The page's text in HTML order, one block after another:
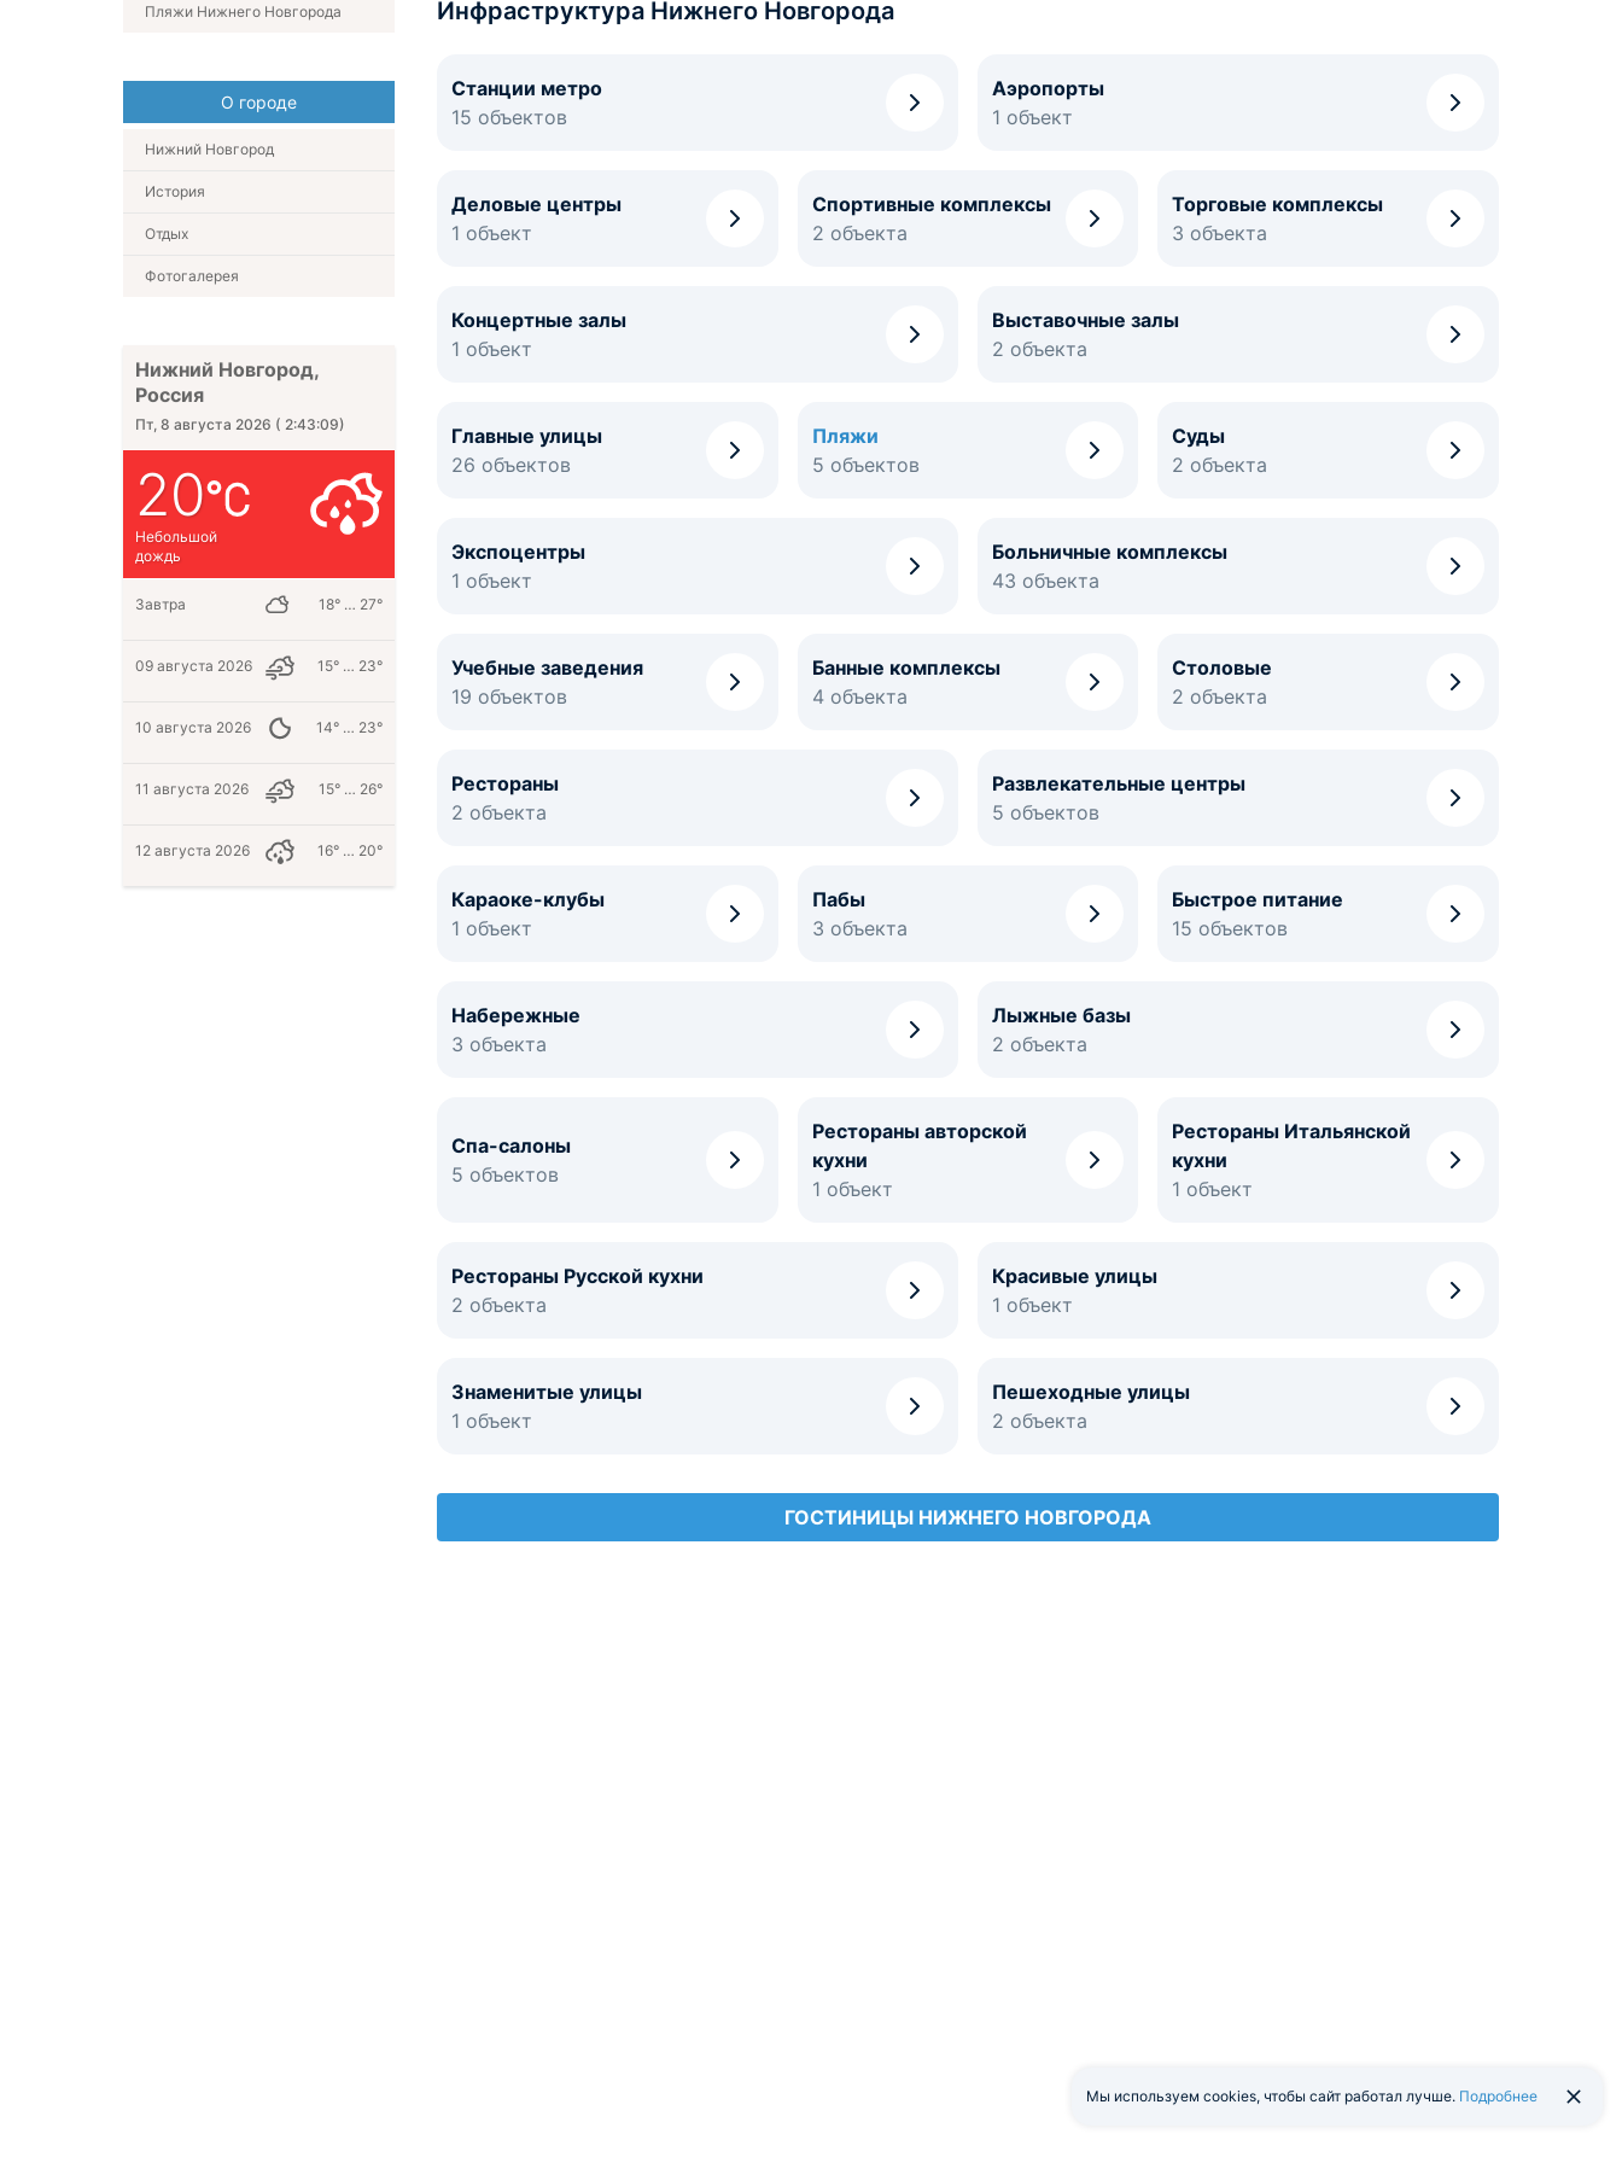
Инфраструктура Нижнего Новгорода
Станции метро
15 объектов
Аэропорты
1 объект
Деловые центры
1 объект
Спортивные комплексы
2 объекта
Торговые комплексы
3 объекта
Концертные залы
1 объект
Выставочные залы
2 объекта
Главные улицы
26 объектов
Пляжи
5 объектов
Суды
2 объекта
Экспоцентры
1 объект
Больничные комплексы
43 объекта
Учебные заведения
19 объектов
Банные комплексы
4 объекта
Столовые
2 объекта
Рестораны
2 объекта
Развлекательные центры
5 объектов
Караоке-клубы
1 объект
Пабы
3 объекта
Быстрое питание
15 объектов
Набережные
3 объекта
Лыжные базы
2 объекта
Спа-салоны
5 объектов
Рестораны авторской
кухни
1 объект
Рестораны Итальянской
кухни
1 объект
Рестораны Русской кухни
2 объекта
Красивые улицы
1 объект
Знаменитые улицы
1 объект
Пешеходные улицы
2 объекта
ГОСТИНИЦЫ НИЖНЕГО НОВГОРОДА
Пляжи Нижнего Новгорода
О городе
Нижний Новгород
История
Отдых
Фотогалерея
Нижний Новгород,
Россия
Пт, 8 августа 2026 ( 2:43:09)
20
Небольшой
дождь
Завтра 18° … 27°
09 августа 2026 15° … 23°
10 августа 2026 14° … 23°
11 августа 2026 15° … 26°
12 августа 2026 16° … 20°
Мы используем cookies, чтобы сайт работал лучше. Подробнее